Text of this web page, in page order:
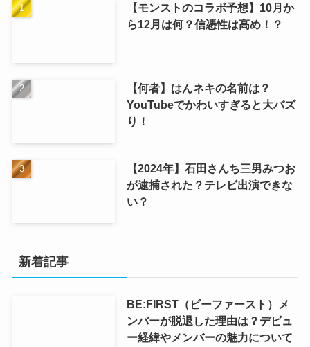
【モンストのコラボ予想】10月か
ら12月は何？信憑性は高め！？
【何者】はんネキの名前は？
YouTubeでかわいすぎると大バズ
り！
【2024年】石田さんち三男みつお
が逮捕された？テレビ出演できな
い？
新着記事
BE:FIRST（ビーファースト）メ
ンバーが脱退した理由は？デビュ
ー経緯やメンバーの魅力について